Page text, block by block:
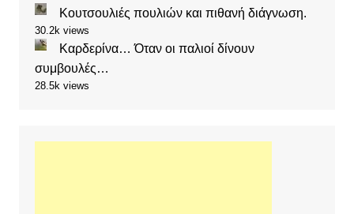
Κουτσουλιές πουλιών και πιθανή διάγνωση.
30.2k views
Καρδερίνα… Όταν οι παλιοί δίνουν
συμβουλές…
28.5k views